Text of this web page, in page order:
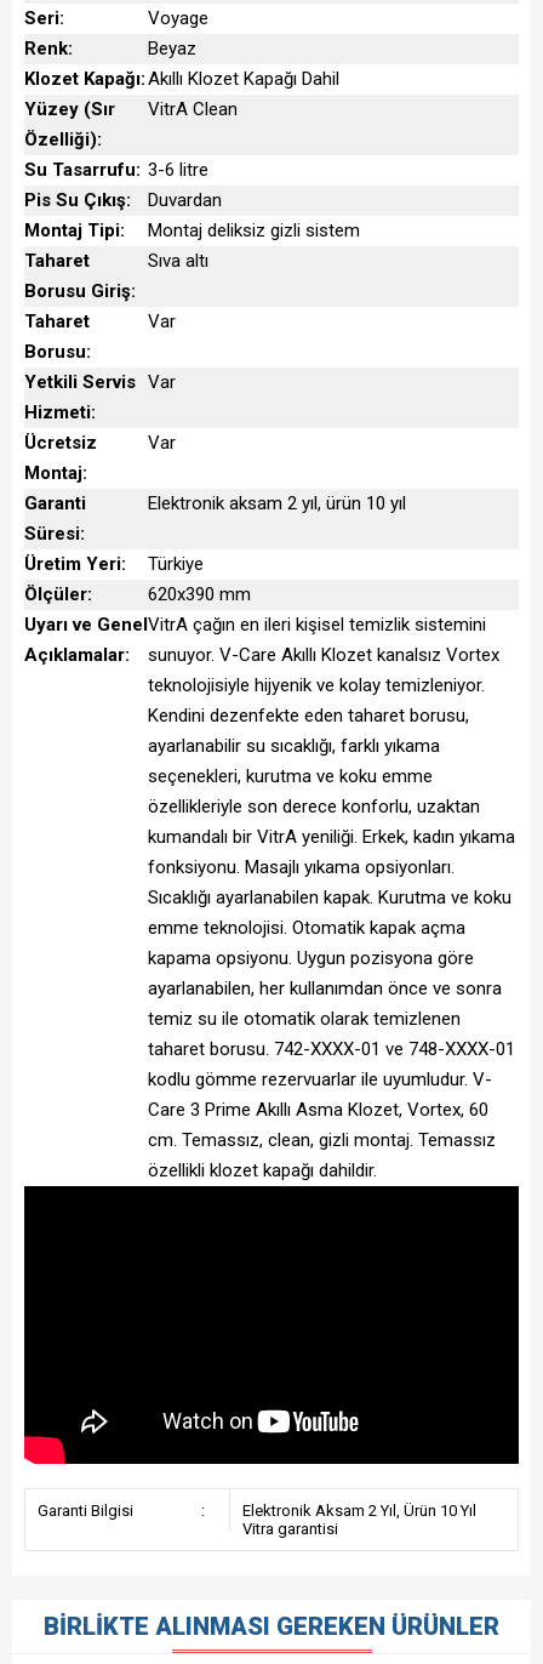
Seri:
Voyage
Renk:
Beyaz
Klozet Kapağı:Akıllı Klozet Kapağı Dahil
Yüzey (Sır
Özelliği):
VitrA Clean
Su Tasarrufu: 3-6 litre
Pis Su Çıkış:
Duvardan
Montaj Tipi:
Montaj deliksiz gizli sistem
Taharet
Borusu Giriş:
Sıva altı
Taharet
Borusu:
Var
Yetkili Servis
Hizmeti:
Var
Ücretsiz
Montaj:
Var
Garanti
Süresi:
Elektronik aksam 2 yıl, ürün 10 yıl
Üretim Yeri:
Türkiye
Ölçüler:
620x390 mm
Uyarı ve Genel
Açıklamalar:
VitrA çağın en ileri kişisel temizlik sistemini
sunuyor. V-Care Akıllı Klozet kanalsız Vortex
teknolojisiyle hijyenik ve kolay temizleniyor.
Kendini dezenfekte eden taharet borusu,
ayarlanabilir su sıcaklığı, farklı yıkama
seçenekleri, kurutma ve koku emme
özellikleriyle son derece konforlu, uzaktan
kumandalı bir VitrA yeniliği. Erkek, kadın yıkama
fonksiyonu. Masajlı yıkama opsiyonları.
Sıcaklığı ayarlanabilen kapak. Kurutma ve koku
emme teknolojisi. Otomatik kapak açma
kapama opsiyonu. Uygun pozisyona göre
ayarlanabilen, her kullanımdan önce ve sonra
temiz su ile otomatik olarak temizlenen
taharet borusu. 742-XXXX-01 ve 748-XXXX-01
kodlu gömme rezervuarlar ile uyumludur. V-
Care 3 Prime Akıllı Asma Klozet, Vortex, 60
cm. Temassız, clean, gizli montaj. Temassız
özellikli klozet kapağı dahildir.
Garanti Bilgisi :
Elektronik Aksam 2 Yıl, Ürün 10 Yıl
Vitra garantisi
BIRLIKTE ALINMASI GEREKEN ÜRÜNLER